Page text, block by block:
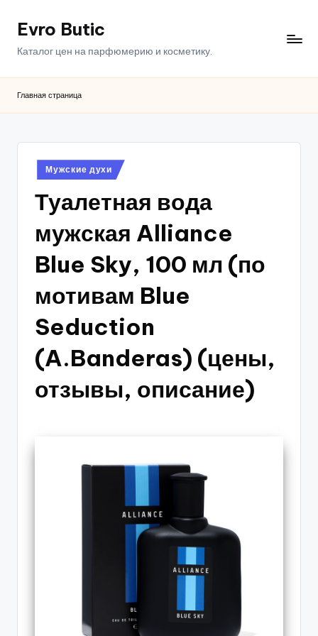
ПерейтиEvro Butic
Каталог цен на парфюмерию и косметику.
Главная страница
Опубликовано
в
Мужские духи
Туалетная вода
мужская Alliance
Blue Sky, 100 мл (по
мотивам Blue
Seduction
(A.Banderas) (цены,
отзывы, описание)